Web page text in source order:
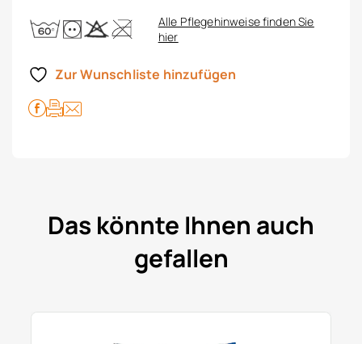
Alle Pflegehinweise finden Sie
hier
Zur Wunschliste hinzufügen
Das könnte Ihnen auch
gefallen